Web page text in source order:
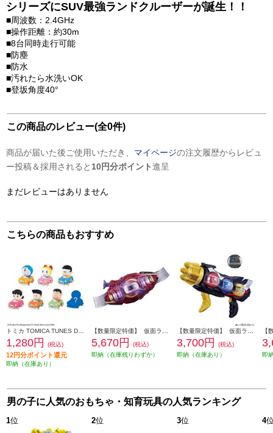
シリーズにSUV最強ランドクルーザーが誕生！！
■周波数：2.4GHz
■操作距離：約30m
■8台同時走行可能
■防塵
■防水
■汚れたら水洗いOK
■登坂角度40°
この商品のレビュー(全0件)
商品が届いた後ご使用いただき、 マイページの注文履歴からレビュ
ー投稿＆採用されると 10円分ポイント進呈
まだレビューはありません
こちらの商品もおすすめ
1,280円 (税込)
12円分ポイント還元
即納（在庫あり）
5,670円
(税込)
即納（在庫残りわずか）
3,700円
(税込)
即納（在庫あり）
即
男の子に人気のおもちゃ・知育玩具の人気ランキング
1位 2位 3位 4